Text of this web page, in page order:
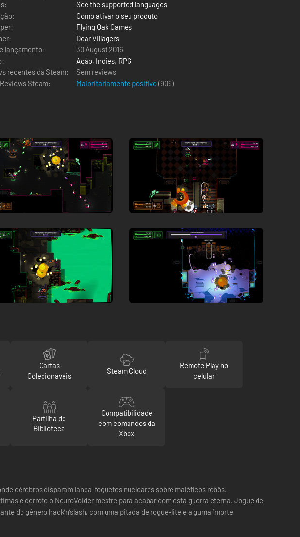
See the supported languages
Como ativar o seu produto
Flying Oak Games
Dear Villagers
lançamento:
30 August 2016
Ação, Indies, RPG
recentes da Steam:
Sem reviews
Steam:
Maioritariamente positivo(909)
Cartas
Colecionáveis
Steam Cloud
Remote Play no
celular
Partilha de
Biblioteca
Compatibilidade
com comandos da
Xbox
cérebros disparam lança-foguetes nucleares sobre maléficos robôs.
e derrote o NeuroVoider mestre para acabar com esta guerra eterna. Jogue de
do gênero hack’n’slash, com uma pitada de rogue-lite e alguma “morte